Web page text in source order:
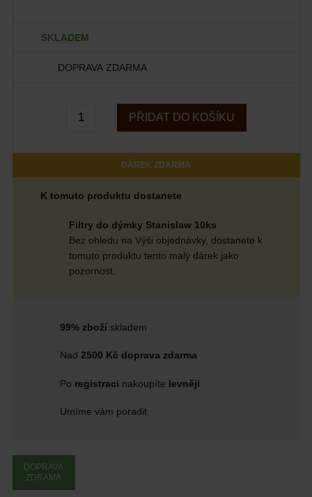
SKLADEM
DOPRAVA ZDARMA
PŘIDAT DO KOŠÍKU
DÁREK ZDARMA
K tomuto produktu dostanete
Filtry do dýmky Stanislaw 10ks
Bez ohledu na Výši objednávky, dostanete k
tomuto produktu tento malý dárek jako
pozornost.
99% zbožískladem
Nad 2500 Kč doprava zdarma
Po registraci nakoupíte levněji
Umíme vám poradit
DOPRAVA
ZDRAMA